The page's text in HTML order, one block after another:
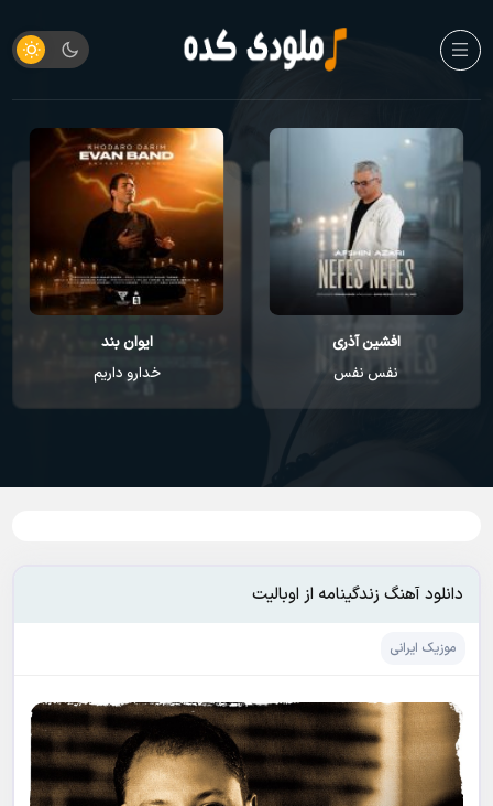
افشین آذری
نفس نفس
ایوان بند
خدارو داریم
دانلود آهنگ زندگینامه از اوبالیت
موزیک ایرانی